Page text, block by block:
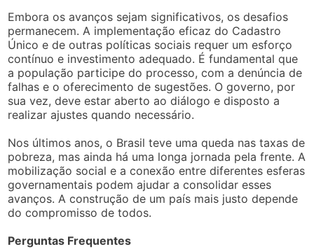
Embora os avanços sejam significativos, os desafios
permanecem. A implementação eficaz do Cadastro
Único e de outras políticas sociais requer um esforço
contínuo e investimento adequado. É fundamental que
a população participe do processo, com a denúncia de
falhas e o oferecimento de sugestões. O governo, por
sua vez, deve estar aberto ao diálogo e disposto a
realizar ajustes quando necessário.
Nos últimos anos, o Brasil teve uma queda nas taxas de
pobreza, mas ainda há uma longa jornada pela frente. A
mobilização social e a conexão entre diferentes esferas
governamentais podem ajudar a consolidar esses
avanços. A construção de um país mais justo depende
do compromisso de todos.
Perguntas Frequentes